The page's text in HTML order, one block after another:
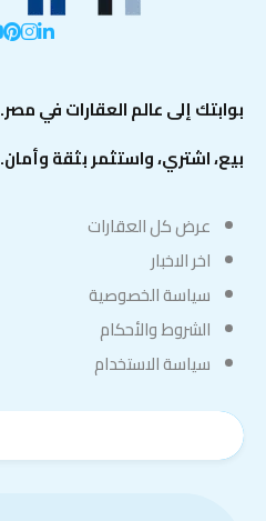
بوابتك إلى عالم العقارات في مصر.
بيع، اشتري، واستثمر بثقة وأمان.
عرض كل العقارات
اخر الاخبار
سياسة الخصوصية
الشروط والأحكام
سياسة الاستخدام